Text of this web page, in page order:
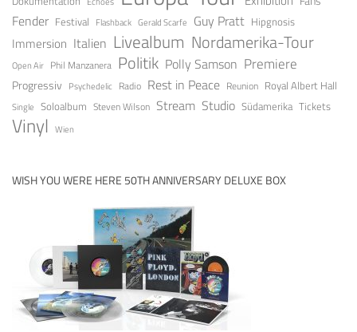
Fender Festival Flashback Gerald Scarfe Guy Pratt Hipgnosis
Immersion Italien Livealbum Nordamerika-Tour
Open Air Phil Manzanera Politik Polly Samson Premiere
Progressiv Psychedelic Radio Rest in Peace Reunion Royal Albert Hall
Single Soloalbum Steven Wilson Stream Studio Südamerika Tickets
Vinyl Wien
WISH YOU WERE HERE 50TH ANNIVERSARY DELUXE BOX